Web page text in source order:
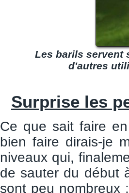
Les barils servent
d'autres
Surprise les
Ce que sait faire
bien faire dirais-je
niveaux qui,
de sauter du début
sont peu nombreux